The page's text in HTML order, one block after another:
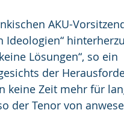
AKU-
Ideologien“
Lösungen“, so ein
der
keine Zeit mehr für
der Tenor von